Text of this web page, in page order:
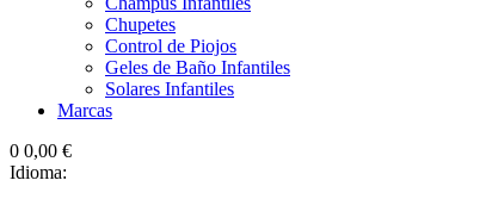
Chupetes
Control de Piojos
Geles de Baño Infantiles
Solares Infantiles
Marcas
0 0,00 €
Idioma: